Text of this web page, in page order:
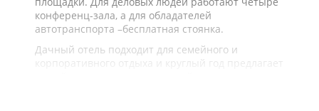
конференц-зала, а для обладателей
автотранспорта –бесплатная стоянка.
Дачный отель подходит для семейного и
корпоративного отдыха и круглый год предлагает